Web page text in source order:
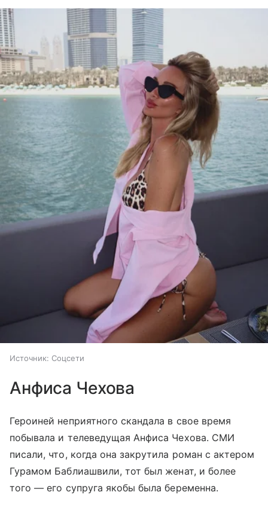
Источник: Соцсети
Анфиса Чехова
Героиней неприятного скандала в свое время
побывала и телеведущая Анфиса Чехова. СМИ
писали, что, когда она закрутила роман с актером
Гурамом Баблиашвили, тот был женат, и более
того — его супруга якобы была беременна.